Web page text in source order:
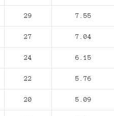
29 7.55
27 7.04
24 6.15
22 5.76
20 5.09